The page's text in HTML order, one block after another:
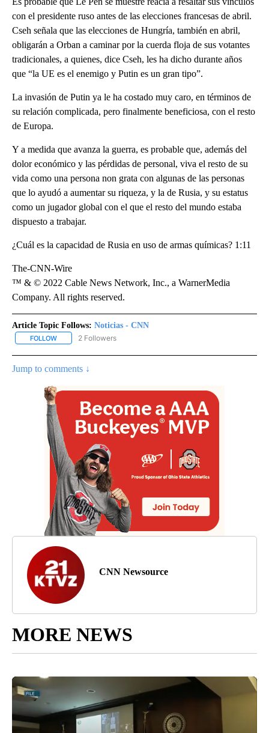
con el presidente ruso antes de las elecciones francesas de abril.
Cseh señala que las elecciones de Hungría, también en abril,
obligarán a Orban a caminar por la cuerda floja de sus votantes
tradicionales, a quienes, dice Cseh, les ha dicho durante años
que “la UE es el enemigo y Putin es un gran tipo”.
La invasión de Putin ya le ha costado muy caro, en términos de
su relación complicada, pero finalmente beneficiosa, con el resto
de Europa.
Y a medida que avanza la guerra, es probable que, además del
dolor económico y las pérdidas de personal, viva el resto de su
vida como una persona non grata con algunas de las personas
que lo ayudó a aumentar su riqueza, y la de Rusia, y su estatus
como un jugador global con el que el resto del mundo estaba
dispuesto a trabajar.
¿Cuál es la capacidad de Rusia en uso de armas químicas? 1:11
The-CNN-Wire
™ & © 2022 Cable News Network, Inc., a WarnerMedia
Company. All rights reserved.
Article Topic Follows: Noticias - CNN
FOLLOW FOLLOW "NOTICIAS - CNN" TO RECEIVE NOTIFICATIONS ABOUT
2 Followers
Jump to comments ↓
CNN Newsource
MORE NEWS